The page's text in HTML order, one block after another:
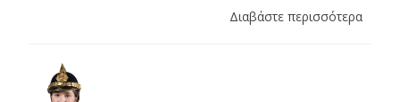
Διαβάστε περισσότερα